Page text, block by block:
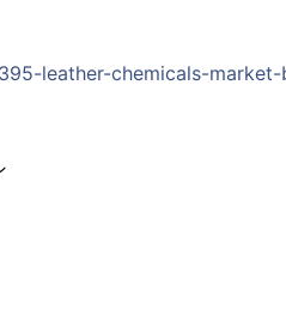
leather-chemicals-